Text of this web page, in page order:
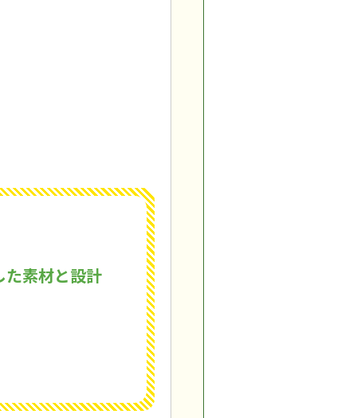
た素材と設計